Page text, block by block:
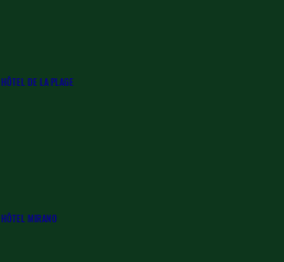
​HÔTEL DE LA PLAGE
​HÔTELMIRANO